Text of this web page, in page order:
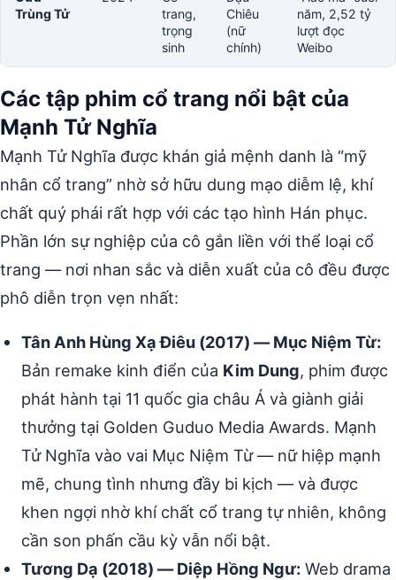
Trùng Tử
trang,
trọng
sinh
Chiêu
(nữ
chính)
năm, 2,52 tỷ
lượt đọc
Weibo
Các tập phim cổ trang nổi bật của
Mạnh Tử Nghĩa
Mạnh Tử Nghĩa được khán giả mệnh danh là “mỹ
nhân cổ trang” nhờ sở hữu dung mạo diễm lệ, khí
chất quý phái rất hợp với các tạo hình Hán phục.
Phần lớn sự nghiệp của cô gắn liền với thể loại cổ
trang — nơi nhan sắc và diễn xuất của cô đều được
phô diễn trọn vẹn nhất:
Tân Anh Hùng Xạ Điêu (2017) — Mục Niệm Từ:
Bản remake kinh điển của Kim Dung, phim được
phát hành tại 11 quốc gia châu Á và giành giải
thưởng tại Golden Guduo Media Awards. Mạnh
Tử Nghĩa vào vai Mục Niệm Từ — nữ hiệp mạnh
mẽ, chung tình nhưng đầy bi kịch — và được
khen ngợi nhờ khí chất cổ trang tự nhiên, không
cần son phấn cầu kỳ vẫn nổi bật.
Tương Dạ (2018) — Diệp Hồng Ngư: Web drama